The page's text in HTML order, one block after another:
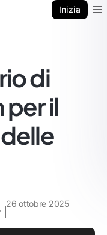
Inizia
di
il
26 ottobre 2025